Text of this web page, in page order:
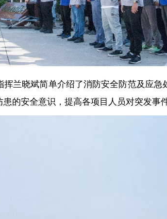
兰晓斌简单介绍了消防安全防范及应
的安全意识，提高各项目人员对突发事